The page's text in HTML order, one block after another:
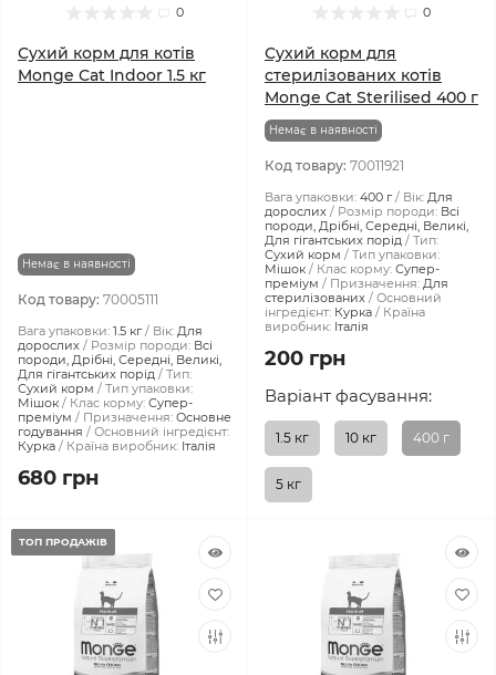
0
Сухий корм для котів
Monge Cat Indoor 1.5 кг
Немає в наявності
Код товару: 70005111
Вага упаковки: 1.5 кг Вік: Для
дорослих
Розмір породи: Всі
породи, Дрібні, Середні, Великі,
Для гігантських порід
Тип:
Сухий корм
Тип упаковки:
Мішок
Клас корму: Супер-
преміум
Призначення: Основне
годування
Основний інгредієнт:
Курка
Країна виробник: Італія
680 грн
0
Сухий корм для
стерилізованих котів
Monge Cat Sterilised 400 г
Немає в наявності
Код товару: 70011921
Вага упаковки: 400 г Вік: Для
дорослих
Розмір породи: Всі
породи, Дрібні, Середні, Великі,
Для гігантських порід
Тип:
Сухий корм
Тип упаковки:
Мішок
Клас корму: Супер-
преміум
Призначення: Для
стерилізованих
Основний
інгредієнт: Курка
Країна
виробник: Італія
200 грн
Варіант фасування:
1.5 кг 10 кг 400 г
5 кг
ТОП ПРОДАЖІВ